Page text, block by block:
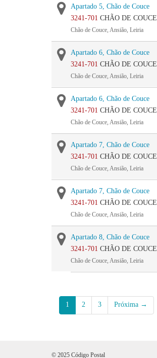
Apartado 5, Chão de Couce
3241-701 CHÃO DE COUCE
Chão de Couce, Ansião, Leiria
Apartado 6, Chão de Couce
3241-701 CHÃO DE COUCE
Chão de Couce, Ansião, Leiria
Apartado 6, Chão de Couce
3241-701 CHÃO DE COUCE
Chão de Couce, Ansião, Leiria
Apartado 7, Chão de Couce
3241-701 CHÃO DE COUCE
Chão de Couce, Ansião, Leiria
Apartado 7, Chão de Couce
3241-701 CHÃO DE COUCE
Chão de Couce, Ansião, Leiria
Apartado 8, Chão de Couce
3241-701 CHÃO DE COUCE
Chão de Couce, Ansião, Leiria
1 2 3 Próxima →
© 2025 Código Postal